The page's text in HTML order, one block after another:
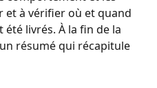
et à vérifier où et quand
été livrés. À la fin de la
résumé qui récapitule